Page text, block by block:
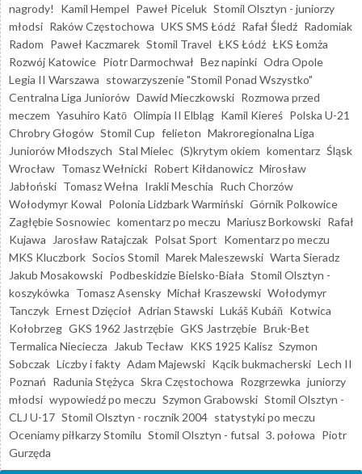
nagrody!
Kamil Hempel Paweł Piceluk Stomil Olsztyn - juniorzy
młodsi Raków Częstochowa UKS SMS Łódź Rafał Śledź Radomiak
Radom Paweł Kaczmarek Stomil Travel ŁKS Łódź ŁKS Łomża
Rozwój Katowice Piotr Darmochwał Bez napinki Odra Opole
Legia II Warszawa stowarzyszenie "Stomil Ponad Wszystko"
Centralna Liga Juniorów Dawid Mieczkowski Rozmowa przed
meczem Yasuhiro Katō Olimpia II Elbląg Kamil Kiereś Polska U-21
Chrobry Głogów Stomil Cup felieton Makroregionalna Liga
Juniorów Młodszych Stal Mielec (S)krytym okiem komentarz Śląsk
Wrocław Tomasz Wełnicki Robert Kiłdanowicz Mirosław
Jabłoński Tomasz Wełna Irakli Meschia Ruch Chorzów
Wołodymyr Kowal Polonia Lidzbark Warmiński Górnik Polkowice
Zagłębie Sosnowiec komentarz po meczu Mariusz Borkowski Rafał
Kujawa
Jarosław Ratajczak Polsat Sport Komentarz po meczu
MKS Kluczbork Socios Stomil Marek Maleszewski Warta Sieradz
Jakub Mosakowski Podbeskidzie Bielsko-Biała Stomil Olsztyn -
koszykówka Tomasz Asensky Michał Kraszewski Wołodymyr
Tanczyk Ernest Dzięcioł Adrian Stawski Lukáš Kubáň Kotwica
Kołobrzeg GKS 1962 Jastrzębie GKS Jastrzębie Bruk-Bet
Termalica Nieciecza
Jakub Tecław KKS 1925 Kalisz Szymon
Sobczak Liczby i fakty Adam Majewski Kącik bukmacherski Lech II
Poznań Radunia Stężyca Skra Częstochowa Rozgrzewka juniorzy
młodsi wypowiedź po meczu Szymon Grabowski Stomil Olsztyn -
CLJ U-17 Stomil Olsztyn - rocznik 2004 statystyki po meczu
Oceniamy piłkarzy Stomilu Stomil Olsztyn - futsal 3. połowa Piotr
Gurzęda